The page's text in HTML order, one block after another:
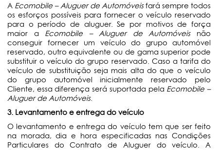
A Ecomobile – Aluguer de Automóveisfará sempre todos
os esforços possíveis para fornecer o veículo reservado
para o período de aluguer. Se por motivos de força
maior a Ecomobile – Aluguer de Automóveisnão
conseguir fornecer um veículo do grupo automóvel
reservado, outro equivalente ou de gama superior pode
substituir o veículo do grupo reservado. Caso a tarifa do
veículo de substituição seja mais alta do que o veículo
do grupo automóvel inicialmente reservado pelo
Cliente, essa diferença será suportada pela Ecomobile –
Aluguer de Automóveis.
3. Levantamento e entrega do veículo
O levantamento e entrega do veículo tem que ser feito
na morada, dia e hora especificadas nas Condições
Particulares do Contrato de Aluguer do veículo. A